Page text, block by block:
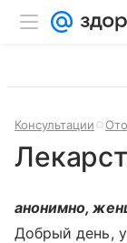
Консультации
анонимно,
Добрый день,